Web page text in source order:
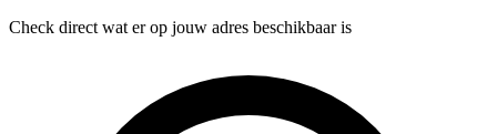
Check direct wat er op jouw adres beschikbaar is